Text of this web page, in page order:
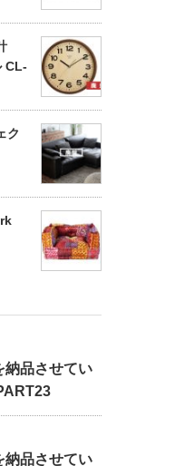
CL-
ク
納品させてい
納品させてい